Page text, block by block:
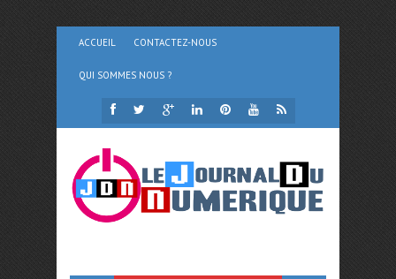
ACCUEIL CONTACTEZ-NOUS
QUI SOMMES NOUS ?